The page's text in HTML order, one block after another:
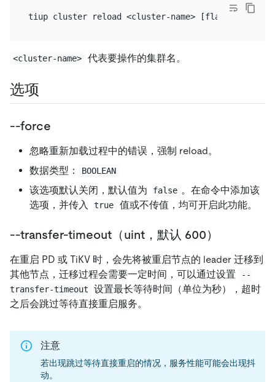
<cluster-name> 代表要操作的集群名。
选项
--force
忽略重新加载过程中的错误，强制 reload。
数据类型：
BOOLEAN
该选项默认关闭，默认值为 false 。在命令中添加该
选项，并传入
true 值或不传值，均可开启此功能。
--transfer-timeout（uint，默认 600）
在重启 PD 或 TiKV 时，会先将被重启节点的 leader 迁移到
其他节点，迁移过程会需要一定时间，可以通过设置
--
transfer-timeout
设置最长等待时间（单位为秒），超时
之后会跳过等待直接重启服务。
注意
若出现跳过等待直接重启的情况，服务性能可能会出现抖
动。